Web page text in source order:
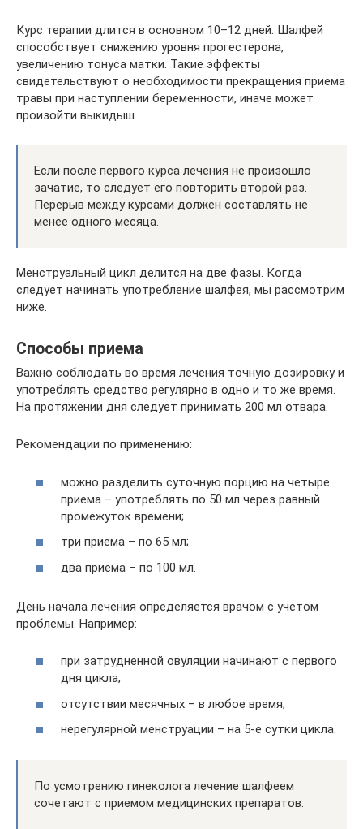
Курс терапии длится в основном 10–12 дней. Шалфей
способствует снижению уровня прогестерона,
увеличению тонуса матки. Такие эффекты
свидетельствуют о необходимости прекращения приема
травы при наступлении беременности, иначе может
произойти выкидыш.
Если после первого курса лечения не произошло
зачатие, то следует его повторить второй раз.
Перерыв между курсами должен составлять не
менее одного месяца.
Менструальный цикл делится на две фазы. Когда
следует начинать употребление шалфея, мы рассмотрим
ниже.
Способы приема
Важно соблюдать во время лечения точную дозировку и
употреблять средство регулярно в одно и то же время.
На протяжении дня следует принимать 200 мл отвара.
Рекомендации по применению:
можно разделить суточную порцию на четыре
приема – употреблять по 50 мл через равный
промежуток времени;
три приема – по 65 мл;
два приема – по 100 мл.
День начала лечения определяется врачом с учетом
проблемы. Например:
при затрудненной овуляции начинают с первого
дня цикла;
отсутствии месячных – в любое время;
нерегулярной менструации – на 5-е сутки цикла.
По усмотрению гинеколога лечение шалфеем
сочетают с приемом медицинских препаратов.